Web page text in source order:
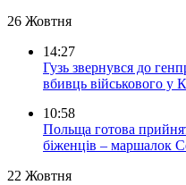
26 Жовтня
14:27
Гузь звернувся до
вбивць військового у
10:58
Польща готова
біженців – маршалок
22 Жовтня